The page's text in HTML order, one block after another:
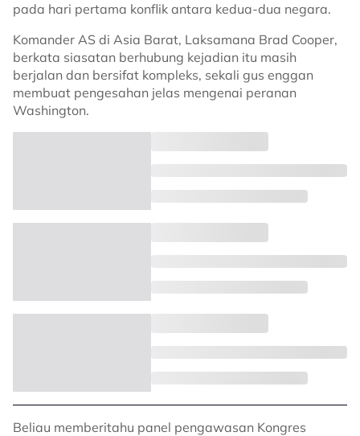
pada hari pertama konflik antara kedua-dua negara.
Komander AS di Asia Barat, Laksamana Brad Cooper,
berkata siasatan berhubung kejadian itu masih
berjalan dan bersifat kompleks, sekali gus enggan
membuat pengesahan jelas mengenai peranan
Washington.
Beliau memberitahu panel pengawasan Kongres